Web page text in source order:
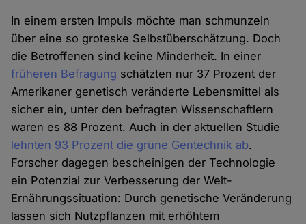
In einem ersten Impuls möchte man schmunzeln
über eine so groteske Selbstüberschätzung. Doch
die Betroffenen sind keine Minderheit. In einer
früheren Befragung schätzten nur 37 Prozent der
Amerikaner genetisch veränderte Lebensmittel als
sicher ein, unter den befragten Wissenschaftlern
waren es 88 Prozent. Auch in der aktuellen Studie
lehnten 93 Prozent die grüne Gentechnik ab.
Forscher dagegen bescheinigen der Technologie
ein Potenzial zur Verbesserung der Welt-
Ernährungssituation: Durch genetische Veränderung
lassen sich Nutzpflanzen mit erhöhtem